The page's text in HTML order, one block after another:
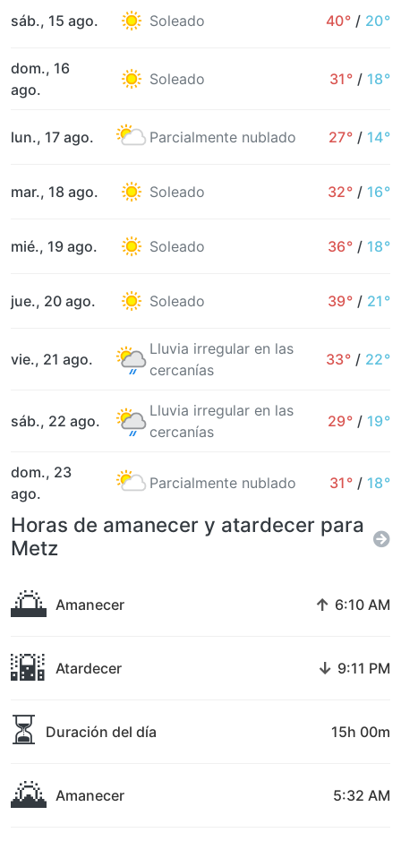
sáb., 15 ago. Soleado 40° / 20°
dom., 16
ago.
Soleado 31° / 18°
lun., 17 ago. Parcialmente nublado 27° / 14°
mar., 18 ago. Soleado 32° / 16°
mié., 19 ago. Soleado 36° / 18°
jue., 20 ago. Soleado 39° / 21°
vie., 21 ago.
Lluvia irregular en las
cercanías
33° / 22°
sáb., 22 ago.
Lluvia irregular en las
cercanías
29° / 19°
dom., 23
ago.
Parcialmente nublado 31° / 18°
Horas de amanecer y atardecer para
Metz
🌅 Amanecer ↑ 6:10 AM
🌇 Atardecer ↓ 9:11 PM
⏳ Duración del día 15h 00m
🌄 Amanecer 5:32 AM